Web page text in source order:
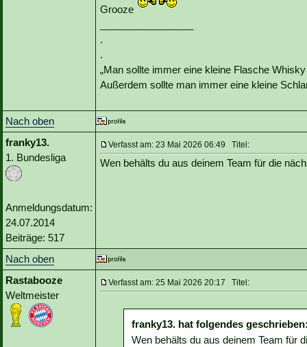
Grooze
.
.
„Man sollte immer eine kleine Flasche
Außerdem sollte man immer eine kleine
Nach oben
franky13.
1. Bundesliga
Anmeldungsdatum:
24.07.2014
Beiträge: 517
Verfasst am: 23 Mai 2026 06:49 Titel:
Wen behälts du aus deinem Team für die
Nach oben
Rastabooze
Weltmeister
Verfasst am: 25 Mai 2026 20:17 Titel:
franky13. hat folgendes
Wen behälts du aus deinem Team für